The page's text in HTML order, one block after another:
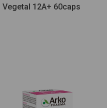
Vegetal 12A+ 60caps